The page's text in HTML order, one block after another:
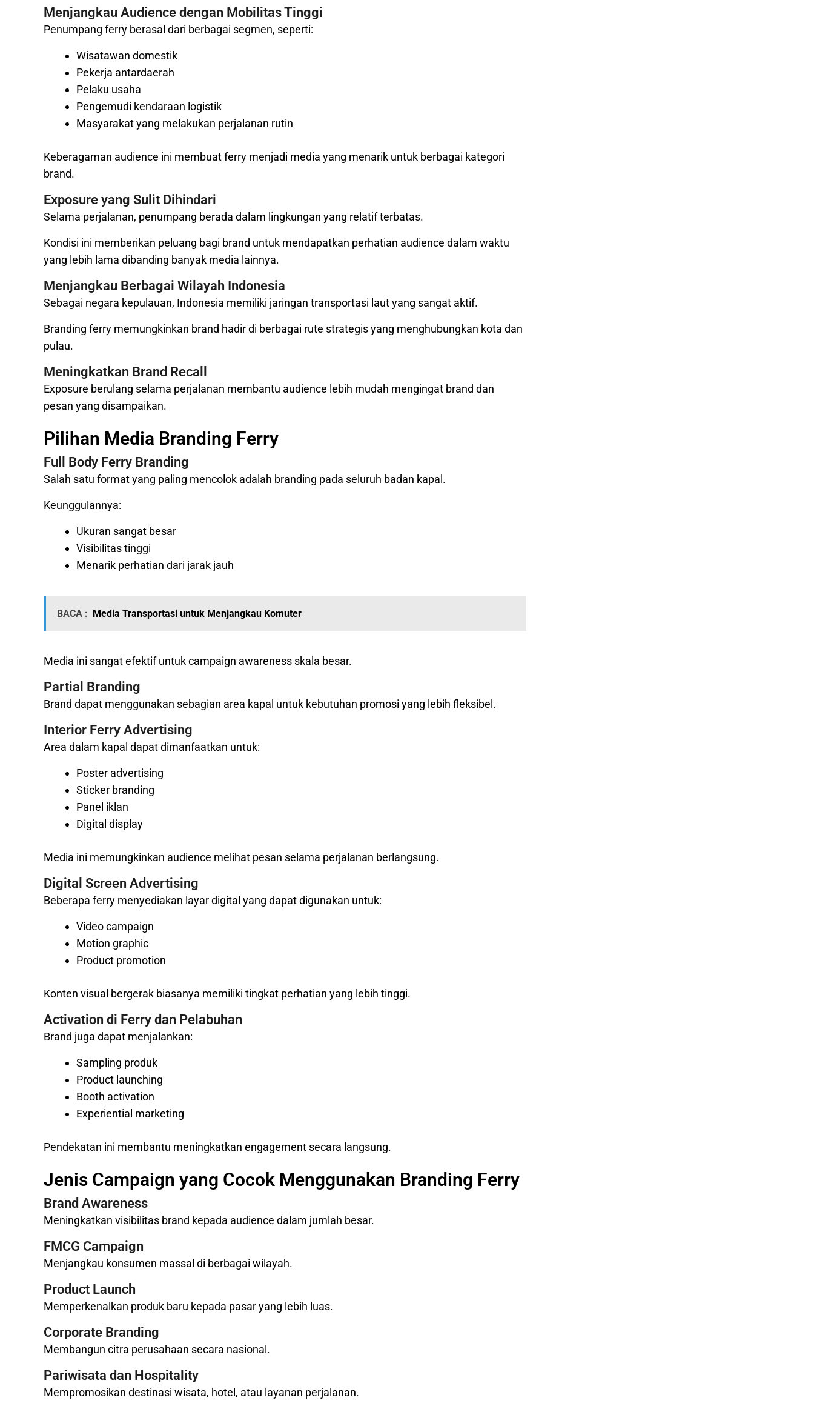
Menjangkau Audience dengan Mobilitas Tinggi
Penumpang ferry berasal dari berbagai segmen, seperti:
Wisatawan domestik
Pekerja antardaerah
Pelaku usaha
Pengemudi kendaraan logistik
Masyarakat yang melakukan perjalanan rutin
Keberagaman audience ini membuat ferry menjadi media yang menarik untuk berbagai kategori
brand.
Exposure yang Sulit Dihindari
Selama perjalanan, penumpang berada dalam lingkungan yang relatif terbatas.
Kondisi ini memberikan peluang bagi brand untuk mendapatkan perhatian audience dalam waktu
yang lebih lama dibanding banyak media lainnya.
Menjangkau Berbagai Wilayah Indonesia
Sebagai negara kepulauan, Indonesia memiliki jaringan transportasi laut yang sangat aktif.
Branding ferry memungkinkan brand hadir di berbagai rute strategis yang menghubungkan kota dan
pulau.
Meningkatkan Brand Recall
Exposure berulang selama perjalanan membantu audience lebih mudah mengingat brand dan
pesan yang disampaikan.
Pilihan Media Branding Ferry
Full Body Ferry Branding
Salah satu format yang paling mencolok adalah branding pada seluruh badan kapal.
Keunggulannya:
Ukuran sangat besar
Visibilitas tinggi
Menarik perhatian dari jarak jauh
BACA : Media Transportasi untuk Menjangkau Komuter
Media ini sangat efektif untuk campaign awareness skala besar.
Partial Branding
Brand dapat menggunakan sebagian area kapal untuk kebutuhan promosi yang lebih fleksibel.
Interior Ferry Advertising
Area dalam kapal dapat dimanfaatkan untuk:
Poster advertising
Sticker branding
Panel iklan
Digital display
Media ini memungkinkan audience melihat pesan selama perjalanan berlangsung.
Digital Screen Advertising
Beberapa ferry menyediakan layar digital yang dapat digunakan untuk:
Video campaign
Motion graphic
Product promotion
Konten visual bergerak biasanya memiliki tingkat perhatian yang lebih tinggi.
Activation di Ferry dan Pelabuhan
Brand juga dapat menjalankan:
Sampling produk
Product launching
Booth activation
Experiential marketing
Pendekatan ini membantu meningkatkan engagement secara langsung.
Jenis Campaign yang Cocok Menggunakan Branding Ferry
Brand Awareness
Meningkatkan visibilitas brand kepada audience dalam jumlah besar.
FMCG Campaign
Menjangkau konsumen massal di berbagai wilayah.
Product Launch
Memperkenalkan produk baru kepada pasar yang lebih luas.
Corporate Branding
Membangun citra perusahaan secara nasional.
Pariwisata dan Hospitality
Mempromosikan destinasi wisata, hotel, atau layanan perjalanan.